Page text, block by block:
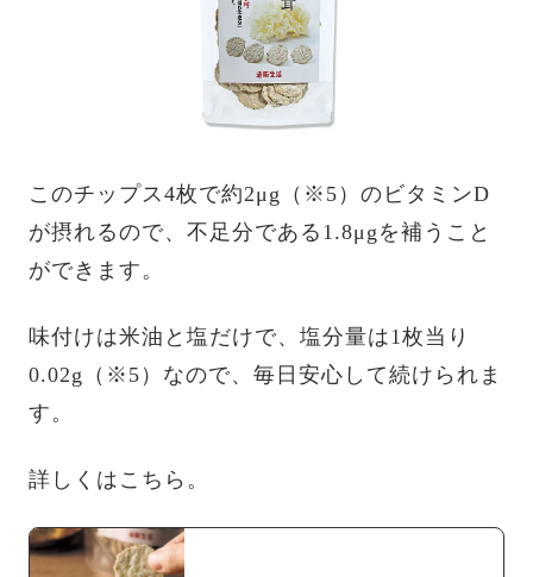
このチップス4枚で約2μg（※5）のビタミンD
が摂れるので、不足分である1.8μgを補うこと
ができます。
味付けは米油と塩だけで、塩分量は1枚当り
0.02g（※5）なので、毎日安心して続けられま
す。
詳しくはこちら。